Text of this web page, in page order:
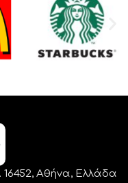
16452, Αθήνα, Ελλάδα